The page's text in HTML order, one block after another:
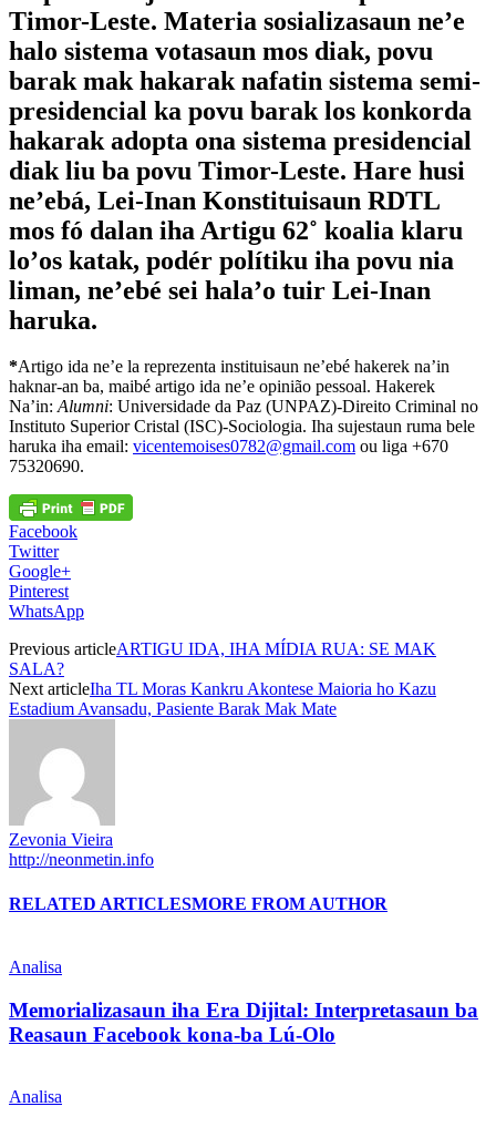
Timor-Leste. Materia sosializasaun ne’e
halo sistema votasaun mos diak, povu
barak mak hakarak nafatin sistema semi-
presidencial ka povu barak los konkorda
hakarak adopta ona sistema presidencial
diak liu ba povu Timor-Leste. Hare husi
ne’ebá, Lei-Inan Konstituisaun RDTL
mos fó dalan iha Artigu 62˚ koalia klaru
lo’os katak, podér polítiku iha povu nia
liman, ne’ebé sei hala’o tuir Lei-Inan
haruka.
*Artigo ida ne’e la reprezenta instituisaun ne’ebé hakerek na’in
haknar-an ba, maibé artigo ida ne’e opinião pessoal. Hakerek
Na’in:Alumni: Universidade da Paz (UNPAZ)-Direito Criminal no
Instituto Superior Cristal (ISC)-Sociologia. Iha sujestaun ruma bele
haruka iha email: vicentemoises0782@gmail.com ou liga +670
75320690.
Facebook
Twitter
Google+
Pinterest
WhatsApp
Previous articleARTIGU IDA, IHA MÍDIA RUA: SE MAK
SALA?
Next articleIha TL Moras Kankru Akontese Maioria ho Kazu
Estadium Avansadu, Pasiente Barak Mak Mate
Zevonia Vieira
http://neonmetin.info
RELATED ARTICLESMORE FROM AUTHOR
Analisa
Memorializasaun iha Era Dijital: Interpretasaun ba
Reasaun Facebook kona-ba Lú-Olo
Analisa